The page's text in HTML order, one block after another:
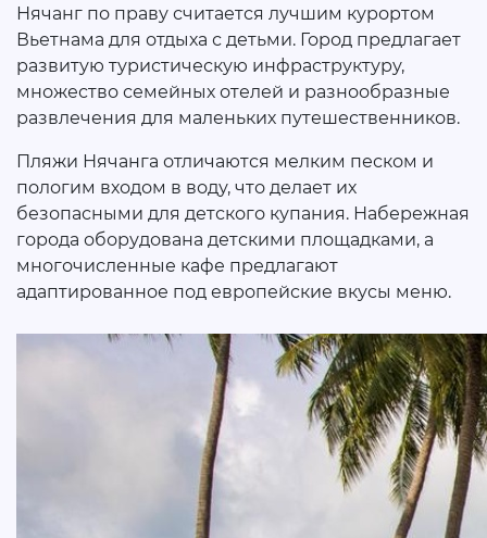
Нячанг по праву считается лучшим курортом
Вьетнама для отдыха с детьми. Город предлагает
развитую туристическую инфраструктуру,
множество семейных отелей и разнообразные
развлечения для маленьких путешественников.
Пляжи Нячанга отличаются мелким песком и
пологим входом в воду, что делает их
безопасными для детского купания. Набережная
города оборудована детскими площадками, а
многочисленные кафе предлагают
адаптированное под европейские вкусы меню.